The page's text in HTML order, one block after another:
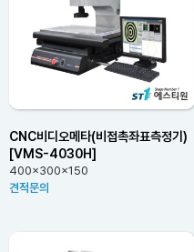
CNC비디오메타(비접촉좌표측정기)
[VMS-4030H]
400x300x150
견적문의